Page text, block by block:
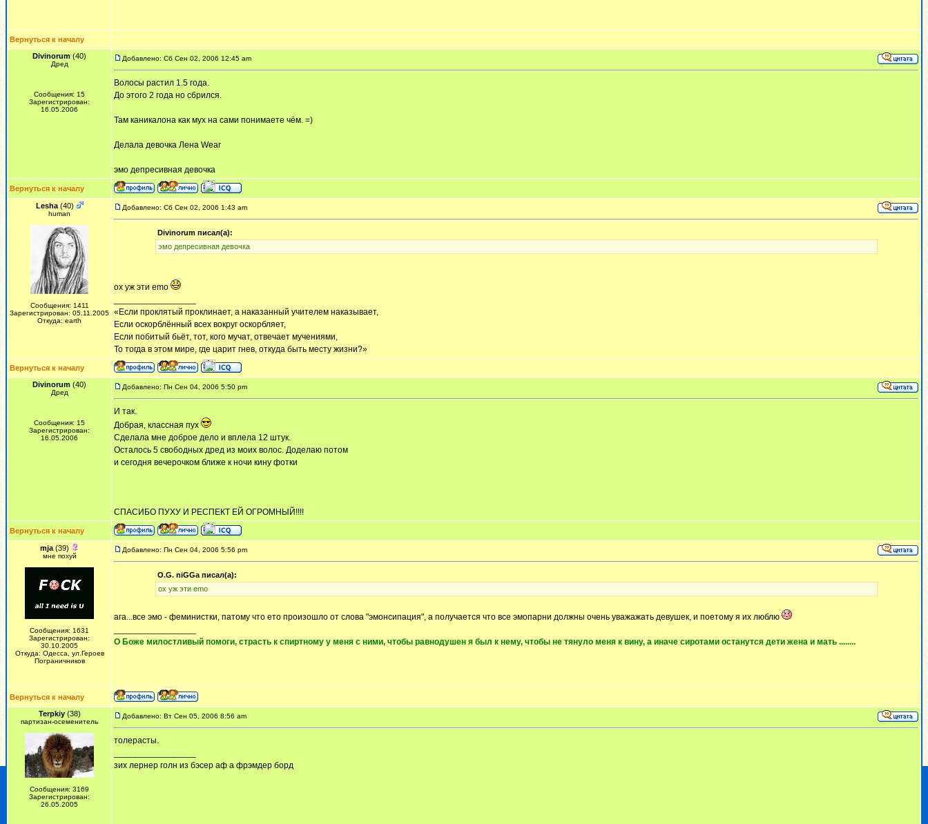
Вернуться к началу
Divinorum (40)
Дред
Сообщения: 15
Зарегистрирован:
16.05.2006
Добавлено: Сб Сен 02, 2006 12:45 am
Волосы растил 1.5 года.
До этого 2 года но сбрился.
Там каникалона как мух на сами понимаете чём. =)
Делала девочка Лена Wear
эмо депресивная девочка
Вернуться к началу
Lesha(40)
human
Сообщения: 1411
Зарегистрирован: 05.11.2005
Откуда: earth
Добавлено: Сб Сен 02, 2006 1:43 am
Divinorum писал(а):
эмо депресивная девочка
ох уж эти emo
«Если проклятый проклинает, а наказанный учителем наказывает,
Если оскорблённый всех вокруг оскорбляет,
Если побитый бьёт, тот, кого мучат, отвечает мучениями,
То тогда в этом мире, где царит гнев, откуда быть месту жизни?»
Вернуться к началу
Divinorum (40)
Дред
Сообщения: 15
Зарегистрирован:
16.05.2006
Добавлено: Пн Сен 04, 2006 5:50 pm
И так.
Добрая, классная пух
Сделала мне доброе дело и вплела 12 штук.
Осталось 5 свободных дред из моих волос. Доделаю потом
и сегодня вечерочком ближе к ночи кину фотки
СПАСИБО ПУХУ И РЕСПЕКТ ЕЙ ОГРОМНЫЙ!!!!
Вернуться к началу
mja (39)
мне похуй
Сообщения: 1631
Зарегистрирован:
30.10.2005
Откуда: Одесса, ул.Героев
Пограничников
Добавлено: Пн Сен 04, 2006 5:56 pm
O.G. niGGa писал(а):
ох уж эти emo
ага...все эмо - феминистки, патому что ето произошло от слова "эмонсипация", а получается что все эмопарни должны очень уважажать девушек, и поетому я их люблю
О Боже милостливый помоги, страсть к спиртному у меня с ними, чтобы равнодушен я был к нему, чтобы не тянуло меня к вину, а иначе сиротами останутся дети жена и мать ........
Вернуться к началу
Terpkiy(38)
партизан-осеменитель
Сообщения: 3169
Зарегистрирован:
26.05.2005
Добавлено: Вт Сен 05, 2006 8:56 am
толерасты.
зих лернер голн из бэсер аф а фрэмдер борд